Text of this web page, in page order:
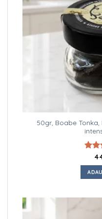
50gr, Boabe
4.50